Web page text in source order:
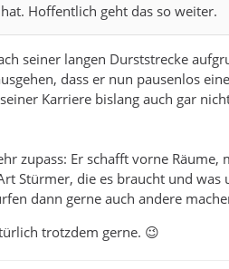
Hoffentlich geht das so weiter.
seiner langen Durststrecke
dass er nun pausenlos
Karriere bislang auch gar
zupass: Er schafft vorne Räume,
Stürmer, die es braucht und was
dann gerne auch andere
trotzdem gerne. 😉